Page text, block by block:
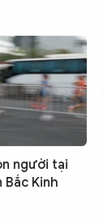
người tại
Kinh